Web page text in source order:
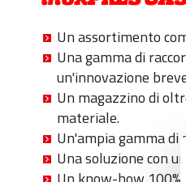
Un assortimento
Una gamma di
un'innovazione
Un magazzino di
materiale.
Un'ampia gamma di
Una soluzione con